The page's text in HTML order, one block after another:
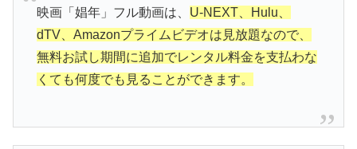
映画「娼年」フル動画は、 U-NEXT、Hulu、
dTV、Amazonプライムビデオは見放題なので、
無料お試し期間に追加でレンタル料金を支払わな
くても何度でも見ることができます。